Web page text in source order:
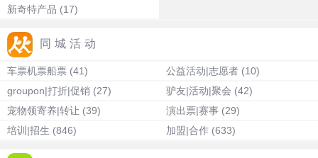
新奇特产品 (17)
同城活动
车票机票船票 (41) 公益活动|志愿者 (10)
groupon|打折|促销 (27) 驴友|活动|聚会 (42)
宠物领寄养|转让 (39) 演出票|赛事 (29)
培训|招生 (846) 加盟|合作 (633)